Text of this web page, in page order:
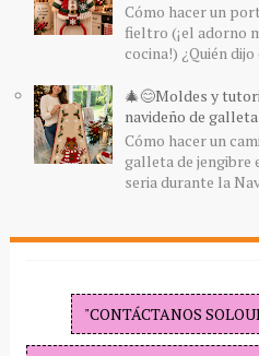
Cómo hacer un
fieltro (¡el adorno
cocina!) ¿Quién
🎄😊Moldes y
navideño de
Cómo hacer un
galleta de jengibre
seria durante la
"CONTÁCTANOS